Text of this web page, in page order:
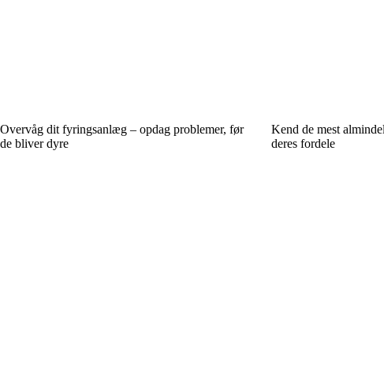
Overvåg dit fyringsanlæg – opdag problemer, før
de bliver dyre
Kend de mest
deres fordele